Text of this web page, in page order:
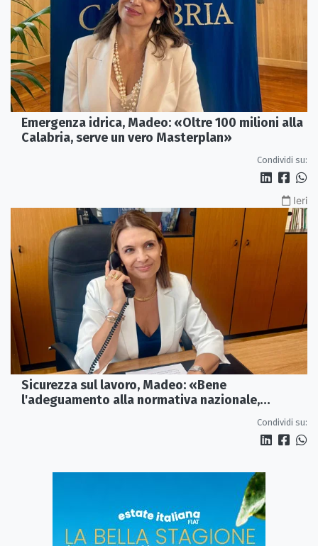
Emergenza idrica, Madeo: «Oltre 100 milioni alla
Calabria, serve un vero Masterplan»
Condividi su:
Ieri
Sicurezza sul lavoro, Madeo: «Bene
l'adeguamento alla normativa nazionale,
Condividi su: